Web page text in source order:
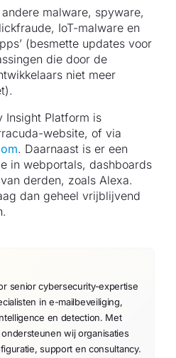
malware, spyware,
IoT-malware en
(besmette updates voor
die door de
niet meer
Insight Platform is
website, of via
. Daarnaast is er een
in webportals, dashboards
derden, zoals Alexa.
dan geheel vrijblijvend
senior cybersecurity-expertise
in e-mailbeveiliging,
en detection. Met
wij organisaties
support en consultancy.